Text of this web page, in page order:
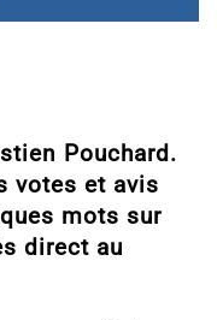
Pouchard.
votes et avis
mots sur
direct au